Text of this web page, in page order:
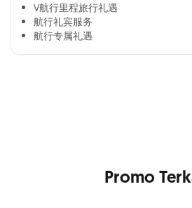
V航行里程旅行礼遇
航行礼宾服务
航行专属礼遇
Cross Selling Banner
Promo